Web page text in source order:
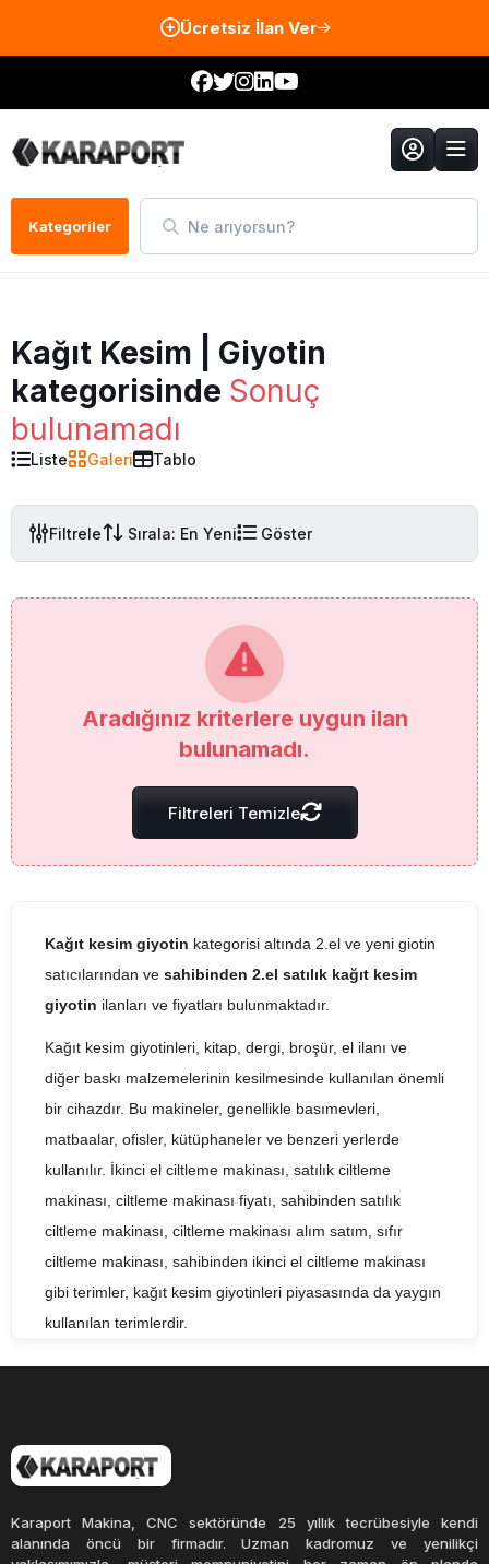
Ücretsiz İlan Ver
Kategoriler Ne arıyorsun?
Kağıt Kesim | Giyotin
kategorisinde Sonuç
bulunamadı
Liste Galeri Tablo
Filtrele Sırala: En Yeni Göster
Aradığınız kriterlere uygun ilan
bulunamadı.
Filtreleri Temizle
Kağıt kesim giyotin kategorisi altında 2.el ve yeni giotin
satıcılarından ve sahibinden 2.el satılık kağıt kesim
giyotin ilanları ve fiyatları bulunmaktadır.
Kağıt kesim giyotinleri, kitap, dergi, broşür, el ilanı ve
diğer baskı malzemelerinin kesilmesinde kullanılan önemli
bir cihazdır. Bu makineler, genellikle basımevleri,
matbaalar, ofisler, kütüphaneler ve benzeri yerlerde
kullanılır. İkinci el ciltleme makinası, satılık ciltleme
makinası, ciltleme makinası fiyatı, sahibinden satılık
ciltleme makinası, ciltleme makinası alım satım, sıfır
ciltleme makinası, sahibinden ikinci el ciltleme makinası
gibi terimler, kağıt kesim giyotinleri piyasasında da yaygın
kullanılan terimlerdir.
makineler, önceden kullanılmış olsalar da, iyi bir şekilde
bakımı yapıldığında uzun yıllar boyunca sorunsuz bir
Karaport Makina, CNC sektöründe 25 yıllık tecrübesiyle kendi
alanında öncü bir firmadır. Uzman kadromuz ve yenilikçi